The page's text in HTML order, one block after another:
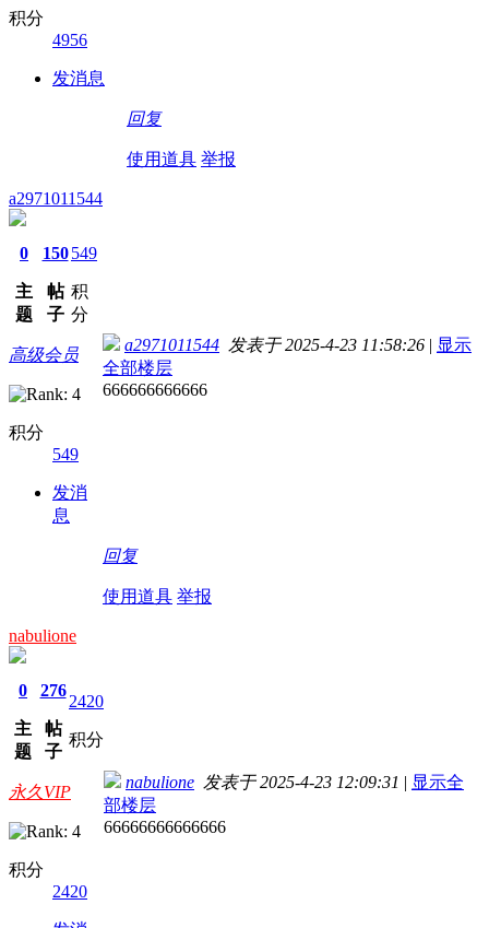
积分
4956
发消息
回复
使用道具 举报
a2971011544
0
主
题
150
帖
子
549
积
分
高级会员
积分
549
发消
息
a2971011544 发表于 2025-4-23 11:58:26 | 显示
全部楼层
666666666666
回复
使用道具 举报
nabulione
0
主
题
276
帖
子
2420
积分
永久VIP
积分
2420
nabulione 发表于 2025-4-23 12:09:31 | 显示全
部楼层
66666666666666